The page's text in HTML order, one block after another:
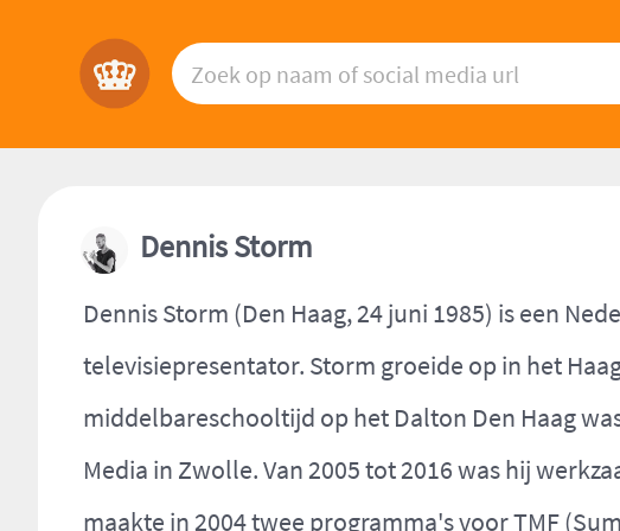
Dennis Storm
Dennis Storm (Den Haag, 24 juni 1985) is een
televisiepresentator. Storm groeide op in het
middelbareschooltijd op het Dalton Den Haag
Media in Zwolle. Van 2005 tot 2016 was hij
maakte in 2004 twee programma's voor TMF